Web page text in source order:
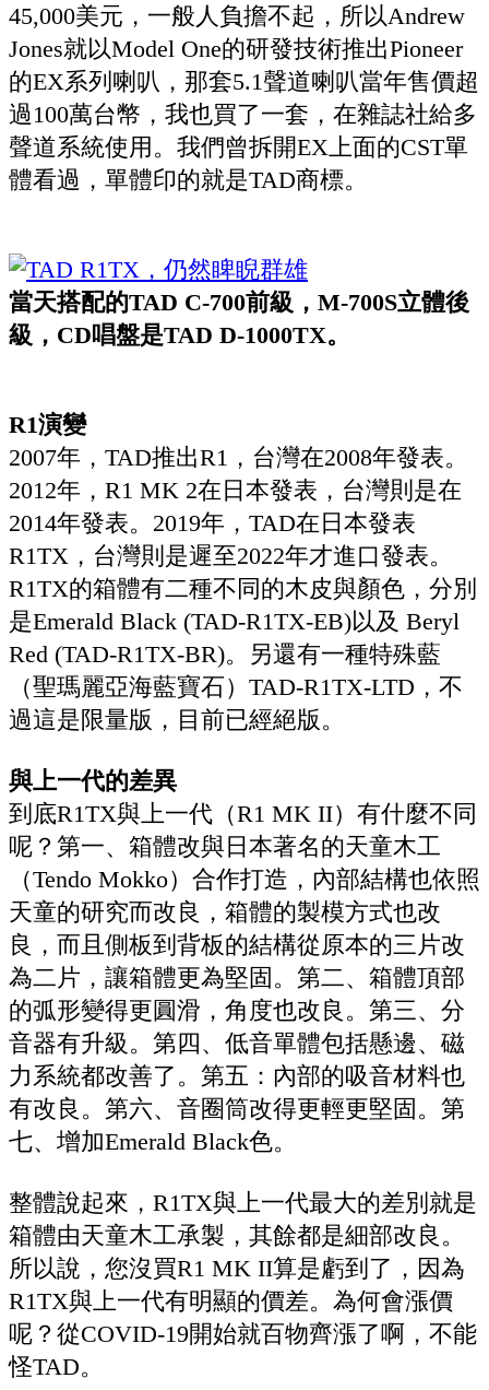
45,000美元，一般人負擔不起，所以Andrew
Jones就以Model One的研發技術推出Pioneer
的EX系列喇叭，那套5.1聲道喇叭當年售價超
過100萬台幣，我也買了一套，在雜誌社給多
聲道系統使用。我們曾拆開EX上面的CST單
體看過，單體印的就是TAD商標。
當天搭配的TAD C-700前級，M-700S立體後
級，CD唱盤是TAD D-1000TX。
R1演變
2007年，TAD推出R1，台灣在2008年發表。
2012年，R1 MK 2在日本發表，台灣則是在
2014年發表。2019年，TAD在日本發表
R1TX，台灣則是遲至2022年才進口發表。
R1TX的箱體有二種不同的木皮與顏色，分別
是Emerald Black (TAD-R1TX-EB)以及 Beryl
Red (TAD-R1TX-BR)。另還有一種特殊藍
（聖瑪麗亞海藍寶石）TAD-R1TX-LTD，不
過這是限量版，目前已經絕版。
與上一代的差異
到底R1TX與上一代（R1 MK II）有什麼不同
呢？第一、箱體改與日本著名的天童木工
（Tendo Mokko）合作打造，內部結構也依照
天童的研究而改良，箱體的製模方式也改
良，而且側板到背板的結構從原本的三片改
為二片，讓箱體更為堅固。第二、箱體頂部
的弧形變得更圓滑，角度也改良。第三、分
音器有升級。第四、低音單體包括懸邊、磁
力系統都改善了。第五：內部的吸音材料也
有改良。第六、音圈筒改得更輕更堅固。第
七、增加Emerald Black色。
整體說起來，R1TX與上一代最大的差別就是
箱體由天童木工承製，其餘都是細部改良。
所以說，您沒買R1 MK II算是虧到了，因為
R1TX與上一代有明顯的價差。為何會漲價
呢？從COVID-19開始就百物齊漲了啊，不能
怪TAD。